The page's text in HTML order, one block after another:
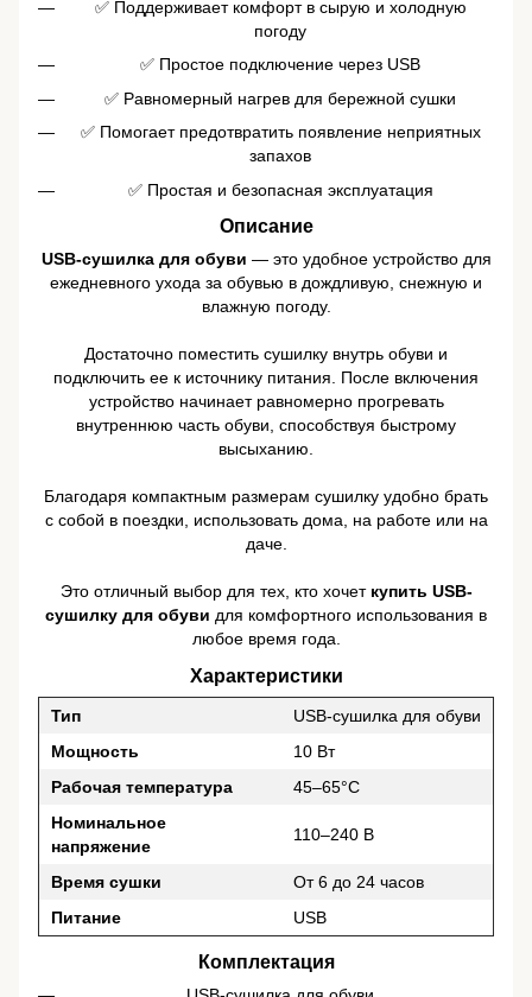
✅ Поддерживает комфорт в сырую и холодную
погоду
✅ Простое подключение через USB
✅ Равномерный нагрев для бережной сушки
✅ Помогает предотвратить появление неприятных
запахов
✅ Простая и безопасная эксплуатация
Описание
USB-сушилка для обуви — это удобное устройство для
ежедневного ухода за обувью в дождливую, снежную и
влажную погоду.
Достаточно поместить сушилку внутрь обуви и
подключить ее к источнику питания. После включения
устройство начинает равномерно прогревать
внутреннюю часть обуви, способствуя быстрому
высыханию.
Благодаря компактным размерам сушилку удобно брать
с собой в поездки, использовать дома, на работе или на
даче.
Это отличный выбор для тех, кто хочет купить USB-
сушилку для обуви для комфортного использования в
любое время года.
Характеристики
Тип
USB-сушилка для обуви
Мощность
10 Вт
Рабочая температура
45–65°C
Номинальное
напряжение
110–240 В
Время сушки
От 6 до 24 часов
Питание
USB
Комплектация